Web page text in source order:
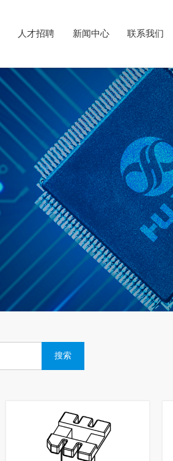
人才招聘 新闻中心 联系我们